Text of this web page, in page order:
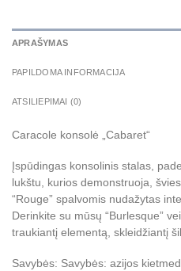
APRAŠYMAS
PAPILDOMA INFORMACIJA
ATSILIEPIMAI (0)
Caracole konsolė „Cabaret“
Įspūdingas konsolinis stalas,
lukštu, kurios demonstruoja,
“Rouge” spalvomis nudažytas
Derinkite su mūsų “Burlesque”
traukiantį elementą, skleidžiantį
Savybės: Savybės: azijos